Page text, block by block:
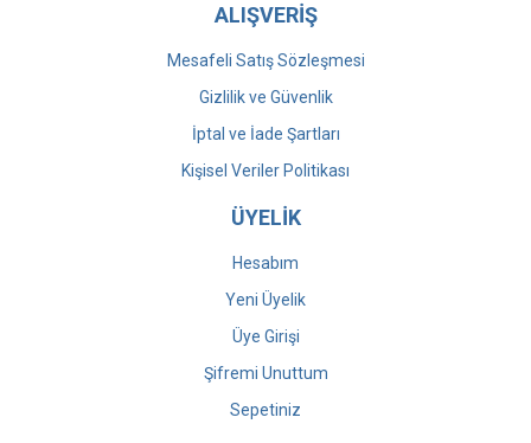
ALIŞVERİŞ
Mesafeli Satış Sözleşmesi
Gizlilik ve Güvenlik
İptal ve İade Şartları
Kişisel Veriler Politikası
ÜYELİK
Hesabım
Yeni Üyelik
Üye Girişi
Şifremi Unuttum
Sepetiniz